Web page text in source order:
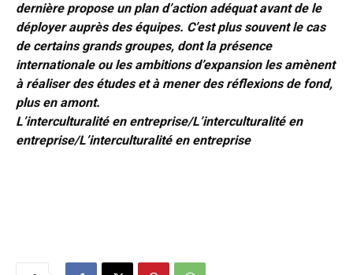
dernière propose un plan d’action adéquat avant de le
déployer auprès des équipes. C’est plus souvent le cas
de certains grands groupes, dont la présence
internationale ou les ambitions d’expansion les amènent
à réaliser des études et à mener des réflexions de fond,
plus en amont.
L’interculturalité en entreprise/L’interculturalité en
entreprise/L’interculturalité en entreprise